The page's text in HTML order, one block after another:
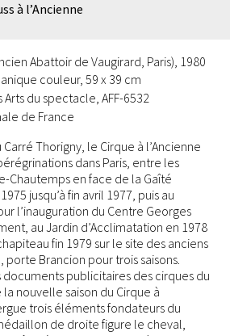
à l’Ancienne
Abattoir de Vaugirard, Paris), 1980
couleur, 59 x 39 cm
du spectacle, AFF-6532
de France
Thorigny, le Cirque à l’Ancienne
dans Paris, entre les
Chautemps en face de la Gaîté
jusqu’à fin avril 1977, puis au
l’inauguration du Centre Georges
au Jardin d’Acclimatation en 1978
fin 1979 sur le site des anciens
porte Brancion pour trois saisons.
documents publicitaires des cirques du
la nouvelle saison du Cirque à
trois éléments fondateurs du
de droite figure le cheval,